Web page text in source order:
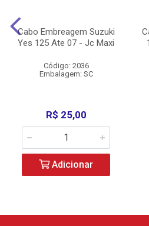
Cabo Embreagem Suzuki
Yes 125 Ate 07 - Jc Maxi
Código: 2036
Embalagem: SC
R$ 25,00
Adicionar